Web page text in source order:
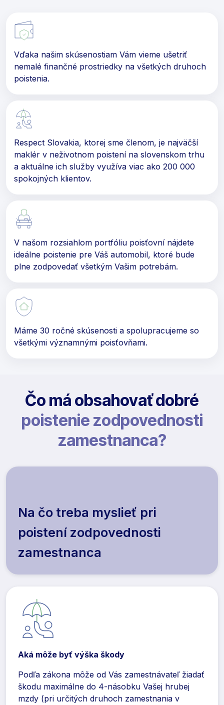
Vďaka našim skúsenostiam Vám vieme ušetriť
nemalé finančné prostriedky na všetkých druhoch
poistenia.
Respect Slovakia, ktorej sme členom, je najväčší
maklér v neživotnom poistení na slovenskom trhu
a aktuálne ich služby využíva viac ako 200 000
spokojných klientov.
V našom rozsiahlom portfóliu poisťovní nájdete
ideálne poistenie pre Váš automobil, ktoré bude
plne zodpovedať všetkým Vašim potrebám.
Máme 30 ročné skúsenosti a spolupracujeme so
všetkými významnými poisťovňami.
Čo má obsahovať dobré
poistenie zodpovednosti
zamestnanca?
Na čo treba myslieť pri
poistení zodpovednosti
zamestnanca
Aká môže byť výška škody
Podľa zákona môže od Vás zamestnávateľ žiadať
škodu maximálne do 4-násobku Vašej hrubej
mzdy (pri určitých druhoch zamestnania v